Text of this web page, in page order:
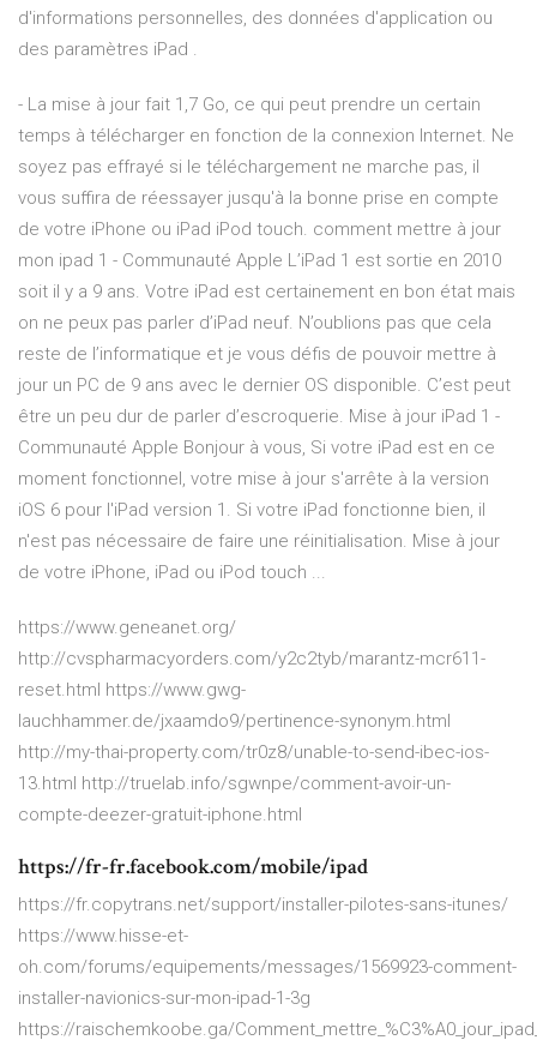
d'informations personnelles, des données d'application ou
des paramètres iPad .
- La mise à jour fait 1,7 Go, ce qui peut prendre un certain
temps à télécharger en fonction de la connexion Internet. Ne
soyez pas effrayé si le téléchargement ne marche pas, il
vous suffira de réessayer jusqu'à la bonne prise en compte
de votre iPhone ou iPad iPod touch. comment mettre à jour
mon ipad 1 - Communauté Apple L’iPad 1 est sortie en 2010
soit il y a 9 ans. Votre iPad est certainement en bon état mais
on ne peux pas parler d’iPad neuf. N’oublions pas que cela
reste de l’informatique et je vous défis de pouvoir mettre à
jour un PC de 9 ans avec le dernier OS disponible. C’est peut
être un peu dur de parler d’escroquerie. Mise à jour iPad 1 -
Communauté Apple Bonjour à vous, Si votre iPad est en ce
moment fonctionnel, votre mise à jour s'arrête à la version
iOS 6 pour l'iPad version 1. Si votre iPad fonctionne bien, il
n'est pas nécessaire de faire une réinitialisation. Mise à jour
de votre iPhone, iPad ou iPod touch ...
https://www.geneanet.org/
http://cvspharmacyorders.com/y2c2tyb/marantz-mcr611-
reset.html https://www.gwg-
lauchhammer.de/jxaamdo9/pertinence-synonym.html
http://my-thai-property.com/tr0z8/unable-to-send-ibec-ios-
13.html http://truelab.info/sgwnpe/comment-avoir-un-
compte-deezer-gratuit-iphone.html
https://fr-fr.facebook.com/mobile/ipad
https://fr.copytrans.net/support/installer-pilotes-sans-itunes/
https://www.hisse-et-
oh.com/forums/equipements/messages/1569923-comment-
installer-navionics-sur-mon-ipad-1-3g
https://raischemkoobe.ga/